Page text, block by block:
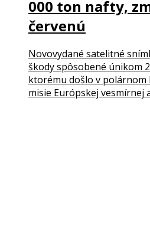
000 ton nafty,
červenú
Novovydané satelitné
škody spôsobené únikom
ktorému došlo v polárnom
misie Európskej vesmírnej